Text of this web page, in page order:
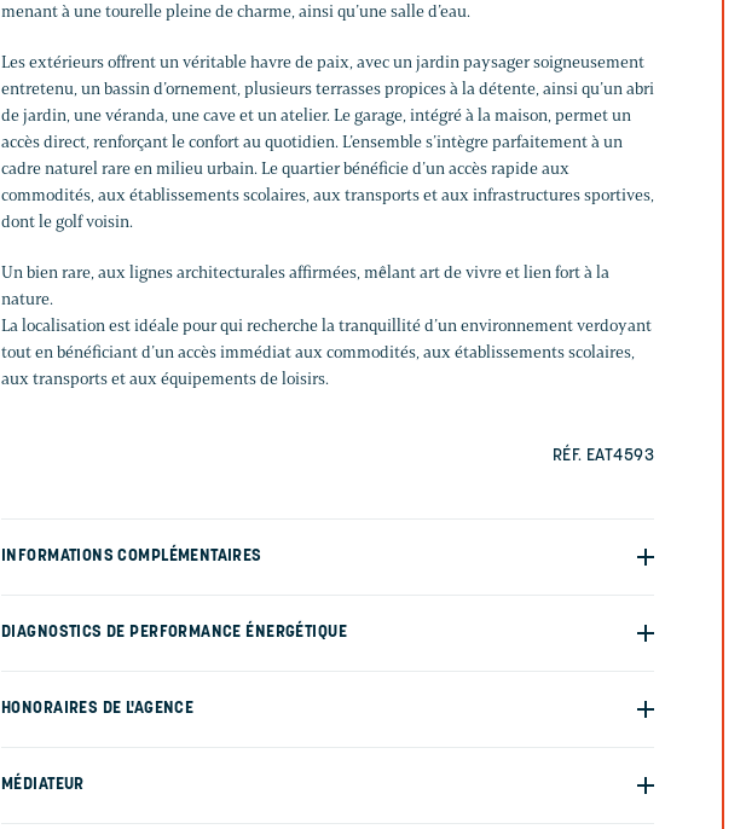
menant à une tourelle pleine de charme, ainsi qu’une salle d’eau.
Les extérieurs offrent un véritable havre de paix, avec un jardin paysager soigneusement
entretenu, un bassin d’ornement, plusieurs terrasses propices à la détente, ainsi qu’un abri
de jardin, une véranda, une cave et un atelier. Le garage, intégré à la maison, permet un
accès direct, renforçant le confort au quotidien. L’ensemble s’intègre parfaitement à un
cadre naturel rare en milieu urbain. Le quartier bénéficie d’un accès rapide aux
commodités, aux établissements scolaires, aux transports et aux infrastructures sportives,
dont le golf voisin.
Un bien rare, aux lignes architecturales affirmées, mêlant art de vivre et lien fort à la
nature.
La localisation est idéale pour qui recherche la tranquillité d’un environnement verdoyant
tout en bénéficiant d’un accès immédiat aux commodités, aux établissements scolaires,
aux transports et aux équipements de loisirs.
RÉF. EAT4593
INFORMATIONS COMPLÉMENTAIRES
DIAGNOSTICS DE PERFORMANCE ÉNERGÉTIQUE
HONORAIRES DE L'AGENCE
MÉDIATEUR